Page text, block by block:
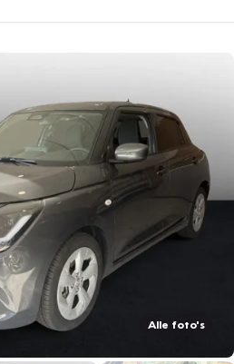
Alle foto's